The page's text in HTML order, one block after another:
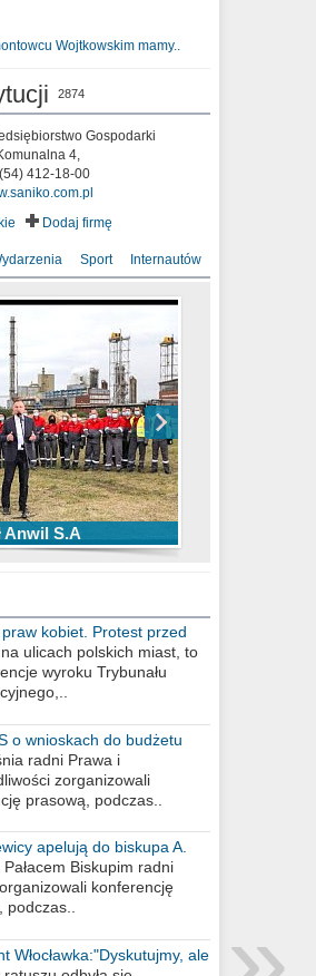
Wojtkowskim mamy..
2874
Gospodarki
4,
412-18-00
Dodaj firmę
Sport Internautów
Anwil S.A
Anwilu Włocławek
2020
w BCL
mamy strach
FOOTAGE
Włocławek VIII
r.
kobiet. Protest przed
PiS
ulicach polskich miast, to
wyroku Trybunału
o wnioskach do budżetu
2021 rok
radni Prawa i
zorganizowali
prasową, podczas..
apelują do biskupa A.
Meringa Biskupim radni
konferencję
podczas..
Włocławka:"Dyskutujmy, ale